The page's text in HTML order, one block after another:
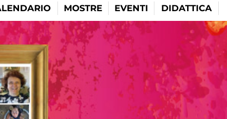
MOSTRE EVENTI DIDATTICA